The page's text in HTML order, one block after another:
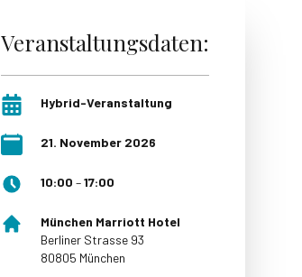
Veranstaltungsdaten:
Hybrid-Veranstaltung
21. November 2026
10:00 –17:00
München Marriott Hotel
Berliner Strasse 93
80805 München